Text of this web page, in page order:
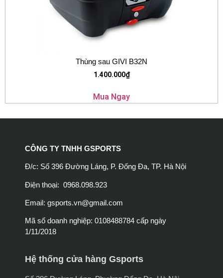
Thùng sau GIVI B32N
1.400.000₫
Mua Ngay
CÔNG TY TNHH GSPORTS
Đ/c: Số 396 Đường Láng, P. Đống Đa, TP. Hà Nội
Điện thoại: 0968.098.923
Email: gsports.vn@gmail.com
Mã số doanh nghiệp: 0108488784 cấp ngày
1/11/2018
Hệ thống cửa hàng Gsports